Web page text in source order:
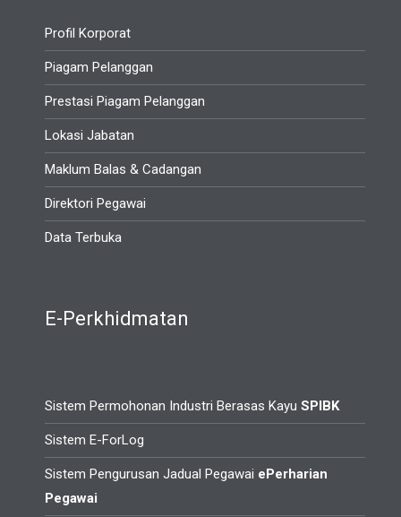
Profil Korporat
Piagam Pelanggan
Prestasi Piagam Pelanggan
Lokasi Jabatan
Maklum Balas & Cadangan
Direktori Pegawai
Data Terbuka
E-Perkhidmatan
Sistem Permohonan Industri Berasas Kayu SPIBK
Sistem E-ForLog
Sistem Pengurusan Jadual Pegawai ePerharian
Pegawai